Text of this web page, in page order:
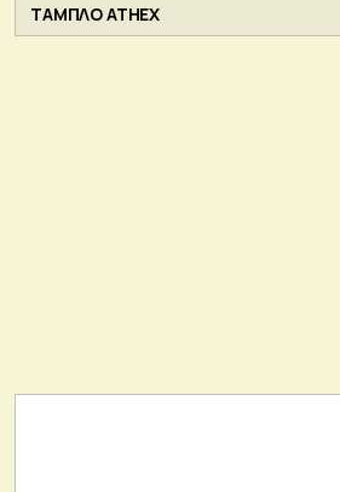
ΤΑΜΠΛΟ ATHEX